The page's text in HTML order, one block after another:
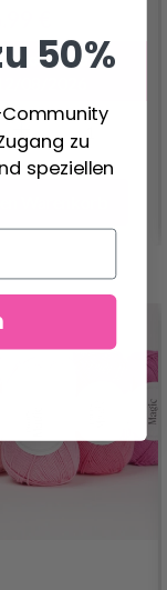
verfällt
50%
zu
speziellen